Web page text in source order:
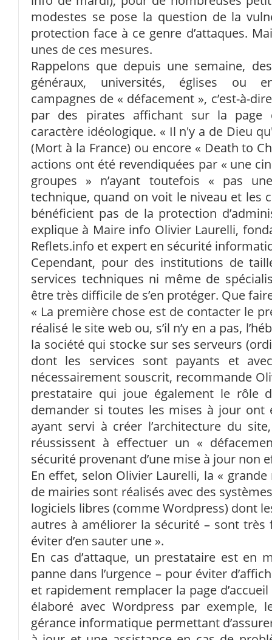
modestes se pose la question de la
protection face à ce genre d’attaques.
unes de ces mesures.
Rappelons que depuis une semaine,
généraux, universités, églises ou
campagnes de « défacement », c’est-à-
par des pirates affichant sur la page
caractère idéologique. « Il n'y a de Dieu
(Mort à la France) ou encore « Death to
actions ont été revendiquées par « une
groupes » n’ayant toutefois « pas
technique, quand on voit le niveau et les
bénéficient pas de la protection
explique à Maire info Olivier Laurelli,
Reflets.info et expert en sécurité
Cependant, pour des institutions de
services techniques ni même de
être très difficile de s’en protéger. Que
« La première chose est de contacter le
réalisé le site web ou, s’il n’y en a pas,
la société qui stocke sur ses serveurs
dont les services sont payants et
nécessairement souscrit, recommande
prestataire qui joue également le rôle
demander si toutes les mises à jour ont
ayant servi à créer l’architecture du
réussissent à effectuer un «
sécurité provenant d’une mise à jour non
En effet, selon Olivier Laurelli, la «
de mairies sont réalisés avec des
logiciels libres (comme Wordpress) dont
autres à améliorer la sécurité – sont
éviter d’en sauter une ».
En cas d’attaque, un prestataire est en
panne dans l’urgence – pour éviter
et rapidement remplacer la page
élaboré avec Wordpress par exemple,
gérance informatique permettant